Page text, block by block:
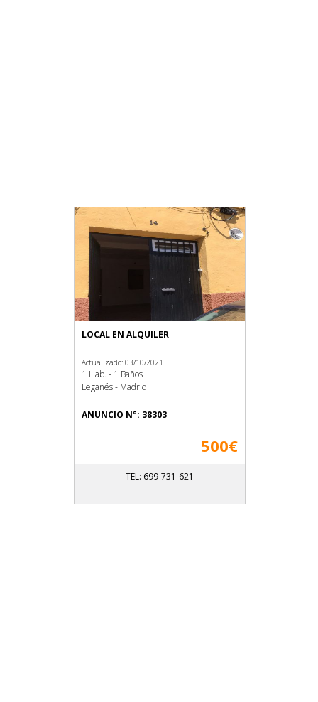
LOCAL EN ALQUILER
Actualizado: 03/10/2021
1 Hab. - 1 Baños
Leganés - Madrid
ANUNCIO N°: 38303
500€
TEL: 699-731-621